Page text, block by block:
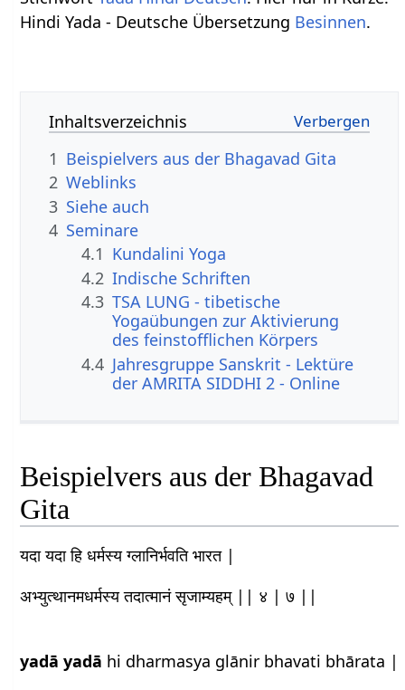
Hindi Yada - Deutsche Übersetzung Besinnen.
Inhaltsverzeichnis
1 Beispielvers aus der Bhagavad Gita
2 Weblinks
3 Siehe auch
4 Seminare
4.1 Kundalini Yoga
4.2 Indische Schriften
4.3 TSA LUNG - tibetische
Yogaübungen zur Aktivierung
des feinstofflichen Körpers
4.4 Jahresgruppe Sanskrit - Lektüre
der AMRITA SIDDHI 2 - Online
Beispielvers aus der Bhagavad
Gita
यदा यदा हि धर्मस्य ग्लानिर्भवति भारत |
अभ्युत्थानमधर्मस्य तदात्मानं सृजाम्यहम् || ४ | ७ ||
yadā yadā hi dharmasya glānir bhavati bhārata |